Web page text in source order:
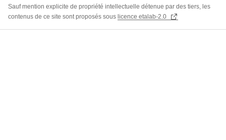
Sauf mention explicite de propriété intellectuelle détenue par des tiers, les
contenus de ce site sont proposés sous licence etalab-2.0